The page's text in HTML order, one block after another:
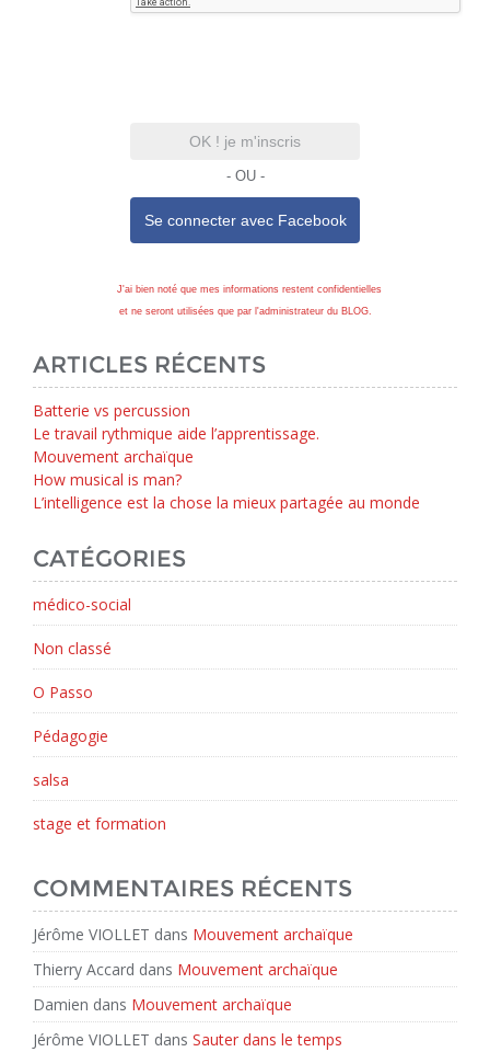
OK ! je m'inscris
- OU -
Se connecter avec Facebook
J'ai bien noté que mes informations restent confidentielles
et ne seront utilisées que par l'administrateur du BLOG.
ARTICLES RÉCENTS
Batterie vs percussion
Le travail rythmique aide l’apprentissage.
Mouvement archaïque
How musical is man?
L’intelligence est la chose la mieux partagée au monde
CATÉGORIES
médico-social
Non classé
O Passo
Pédagogie
salsa
stage et formation
COMMENTAIRES RÉCENTS
Jérôme VIOLLET dans Mouvement archaïque
Thierry Accard dans Mouvement archaïque
Damien dans Mouvement archaïque
Jérôme VIOLLET dans Sauter dans le temps